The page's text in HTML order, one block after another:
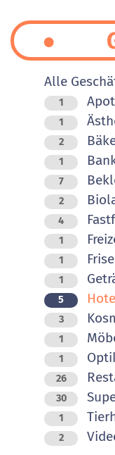
Alle
1
1
2
1
7
2
4
1
1
1
5
3
1
1
26
30
1
2